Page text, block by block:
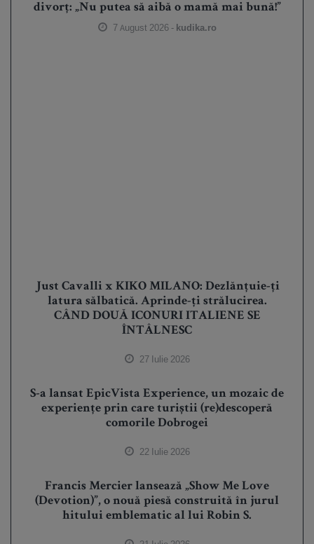
divorț: „Nu putea să aibă o mamă mai bună!”
7 August 2026 - kudika.ro
Just Cavalli x KIKO MILANO: Dezlănțuie-ți
latura sălbatică. Aprinde-ți strălucirea.
CÂND DOUĂ ICONURI ITALIENE SE
ÎNTÂLNESC
27 Iulie 2026
S-a lansat EpicVista Experience, un mozaic de
experiențe prin care turiștii (re)descoperă
comorile Dobrogei
22 Iulie 2026
Francis Mercier lansează „Show Me Love
(Devotion)”, o nouă piesă construită în jurul
hitului emblematic al lui Robin S.